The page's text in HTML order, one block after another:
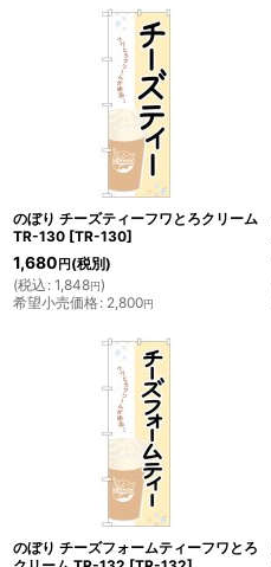
のぼり チーズティーフワとろクリーム
TR-130 [TR-130]
1,680 円 (税別)
(税込 : 1,848円)
希望小売価格: 2,800円
のぼり チーズフォームティーフワとろ